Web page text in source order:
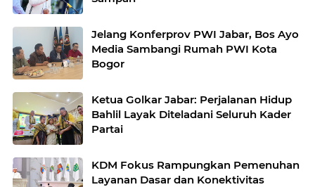
Jelang Konferprov PWI Jabar, Bos Ayo
Media Sambangi Rumah PWI Kota
Bogor
Ketua Golkar Jabar: Perjalanan Hidup
Bahlil Layak Diteladani Seluruh Kader
Partai
KDM Fokus Rampungkan Pemenuhan
Layanan Dasar dan Konektivitas